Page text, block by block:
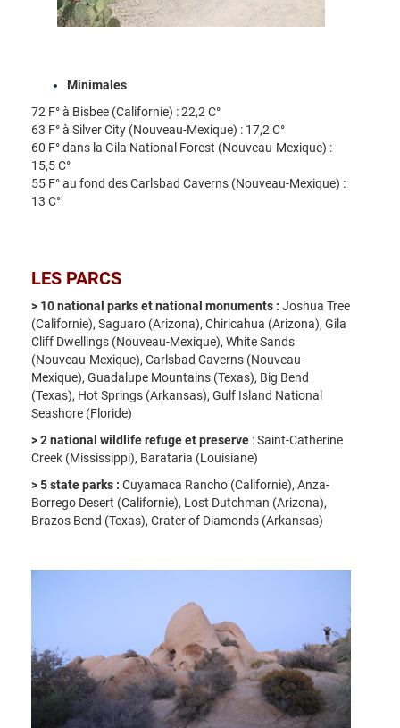
Minimales
72 F° à Bisbee (Californie) : 22,2 C°
63 F° à Silver City (Nouveau-Mexique) : 17,2 C°
60 F° dans la Gila National Forest (Nouveau-Mexique) :
15,5 C°
55 F° au fond des Carlsbad Caverns (Nouveau-Mexique) :
13 C°
LES PARCS
> 10 national parks et national monuments : Joshua Tree
(Californie), Saguaro (Arizona), Chiricahua (Arizona), Gila
Cliff Dwellings (Nouveau-Mexique), White Sands
(Nouveau-Mexique), Carlsbad Caverns (Nouveau-
Mexique), Guadalupe Mountains (Texas), Big Bend
(Texas), Hot Springs (Arkansas), Gulf Island National
Seashore (Floride)
> 2 national wildlife refuge et preserve : Saint-Catherine
Creek (Mississippi), Barataria (Louisiane)
> 5 state parks : Cuyamaca Rancho (Californie), Anza-
Borrego Desert (Californie), Lost Dutchman (Arizona),
Brazos Bend (Texas), Crater of Diamonds (Arkansas)